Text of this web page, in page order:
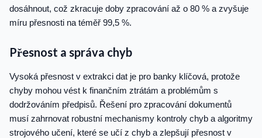
dosáhnout, což zkracuje doby zpracování až o 80 % a zvyšuje
míru přesnosti na téměř 99,5 %.
Přesnost a správa chyb
Vysoká přesnost v extrakci dat je pro banky klíčová, protože
chyby mohou vést k finančním ztrátám a problémům s
dodržováním předpisů. Řešení pro zpracování dokumentů
musí zahrnovat robustní mechanismy kontroly chyb a algoritmy
strojového učení, které se učí z chyb a zlepšují přesnost v